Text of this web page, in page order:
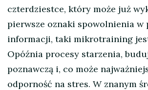
czterdziestce, który może już
pierwsze oznaki spowolnienia w
informacji, taki mikrotraining
Opóźnia procesy starzenia,
poznawczą i, co może
odporność na stres. W znanym